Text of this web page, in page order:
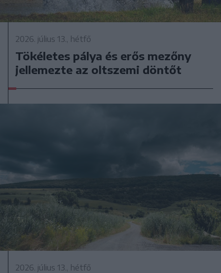
2026. július 13., hétfő
Tökéletes pálya és erős mezőny
jellemezte az oltszemi döntőt
2026. július 13., hétfő